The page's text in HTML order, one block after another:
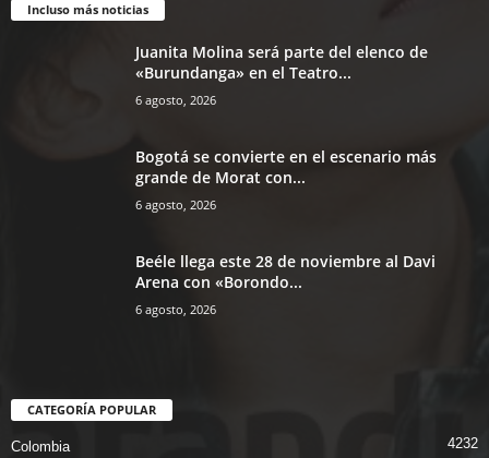
Incluso más noticias
Juanita Molina será parte del elenco de
«Burundanga» en el Teatro...
6 agosto, 2026
Bogotá se convierte en el escenario más
grande de Morat con...
6 agosto, 2026
Beéle llega este 28 de noviembre al Davi
Arena con «Borondo...
6 agosto, 2026
CATEGORÍA POPULAR
Colombia 4232